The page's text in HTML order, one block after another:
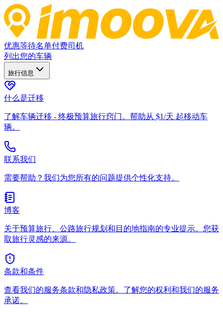
优惠等待名单付费司机
列出您的车辆
旅行信息
什么是迁移
了解车辆迁移 - 终极预算旅行窍门。帮助从 $1/天 起移动车
辆。
联系我们
需要帮助？我们为您所有的问题提供个性化支持。
博客
关于预算旅行、公路旅行规划和目的地指南的专业提示。您获
取旅行灵感的来源。
条款和条件
查看我们的服务条款和隐私政策。了解您的权利和我们的服务
承诺。